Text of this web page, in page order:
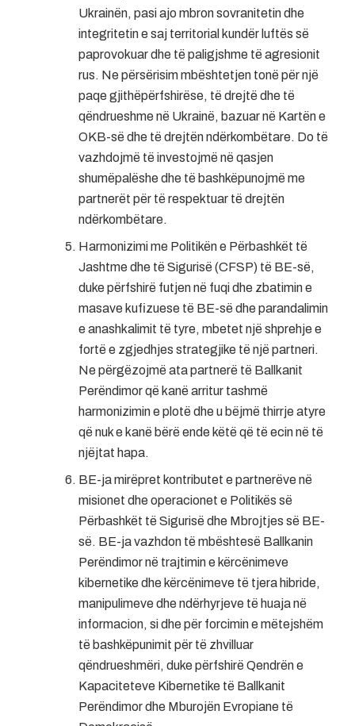
Ukrainën, pasi ajo mbron sovranitetin dhe
integritetin e saj territorial kundër luftës së
paprovokuar dhe të paligjshme të agresionit
rus. Ne përsërisim mbështetjen tonë për një
paqe gjithëpërfshirëse, të drejtë dhe të
qëndrueshme në Ukrainë, bazuar në Kartën e
OKB-së dhe të drejtën ndërkombëtare. Do të
vazhdojmë të investojmë në qasjen
shumëpalëshe dhe të bashkëpunojmë me
partnerët për të respektuar të drejtën
ndërkombëtare.
Harmonizimi me Politikën e Përbashkët të
Jashtme dhe të Sigurisë (CFSP) të BE-së,
duke përfshirë futjen në fuqi dhe zbatimin e
masave kufizuese të BE-së dhe parandalimin
e anashkalimit të tyre, mbetet një shprehje e
fortë e zgjedhjes strategjike të një partneri.
Ne përgëzojmë ata partnerë të Ballkanit
Perëndimor që kanë arritur tashmë
harmonizimin e plotë dhe u bëjmë thirrje atyre
që nuk e kanë bërë ende këtë që të ecin në të
njëjtat hapa.
BE-ja mirëpret kontributet e partnerëve në
misionet dhe operacionet e Politikës së
Përbashkët të Sigurisë dhe Mbrojtjes së BE-
së. BE-ja vazhdon të mbështesë Ballkanin
Perëndimor në trajtimin e kërcënimeve
kibernetike dhe kërcënimeve të tjera hibride,
manipulimeve dhe ndërhyrjeve të huaja në
informacion, si dhe për forcimin e mëtejshëm
të bashkëpunimit për të zhvilluar
qëndrueshmëri, duke përfshirë Qendrën e
Kapaciteteve Kibernetike të Ballkanit
Perëndimor dhe Mburojën Evropiane të